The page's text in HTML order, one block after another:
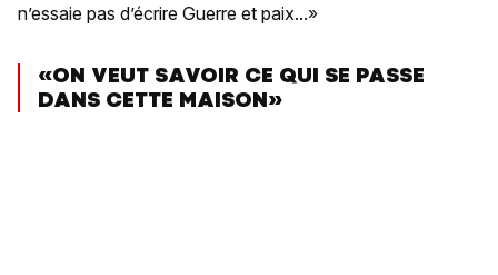
n’essaie pas d’écrire Guerre et paix...»
«ON VEUT SAVOIR CE QUI SE PASSE
DANS CETTE MAISON»